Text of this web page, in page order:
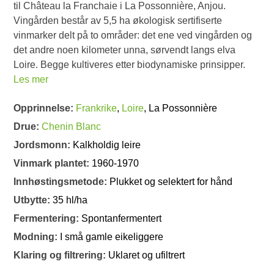
til Château la Franchaie i La Possonnière, Anjou.
Vingården består av 5,5 ha økologisk sertifiserte
vinmarker delt på to områder: det ene ved vingården og
det andre noen kilometer unna, sørvendt langs elva
Loire. Begge kultiveres etter biodynamiske prinsipper.
Les mer
Opprinnelse: Frankrike, Loire, La Possonnière
Drue:Chenin Blanc
Jordsmonn: Kalkholdig leire
Vinmark plantet: 1960-1970
Innhøstingsmetode: Plukket og selektert for hånd
Utbytte:35 hl/ha
Fermentering: Spontanfermentert
Modning:
I små gamle eikeliggere
Klaring og filtrering: Uklaret og ufiltrert